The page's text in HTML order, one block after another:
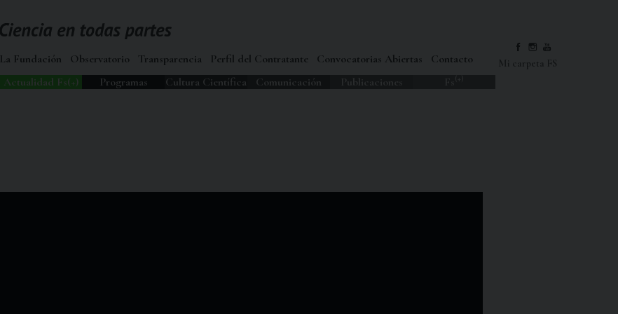
La Fundación Observatorio Transparencia Perfil del Contratante Convocatorias Abiertas
Contacto
Actualidad Fs(+)
Programas Cultura Científica Comunicación